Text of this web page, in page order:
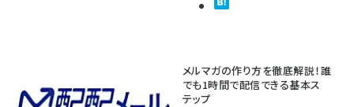
メルマガの作り方を徹底解説！誰
でも1時間で配信できる基本ス
テップ